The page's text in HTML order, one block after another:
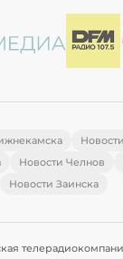
Новости Челнов
Новости Заинска